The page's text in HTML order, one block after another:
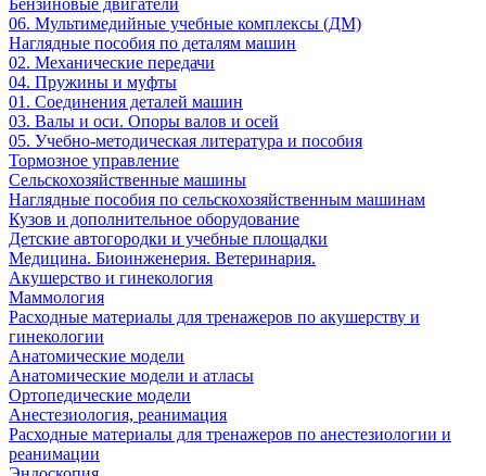
Бензиновые двигатели
06. Мультимедийные учебные комплексы (ДМ)
Наглядные пособия по деталям машин
02. Механические передачи
04. Пружины и муфты
01. Соединения деталей машин
03. Валы и оси. Опоры валов и осей
05. Учебно-методическая литература и пособия
Тормозное управление
Сельскохозяйственные машины
Наглядные пособия по сельскохозяйственным машинам
Кузов и дополнительное оборудование
Детские автогородки и учебные площадки
Медицина. Биоинженерия. Ветеринария.
Акушерство и гинекология
Маммология
Расходные материалы для тренажеров по акушерству и
гинекологии
Анатомические модели
Анатомические модели и атласы
Ортопедические модели
Анестезиология, реанимация
Расходные материалы для тренажеров по анестезиологии и
реанимации